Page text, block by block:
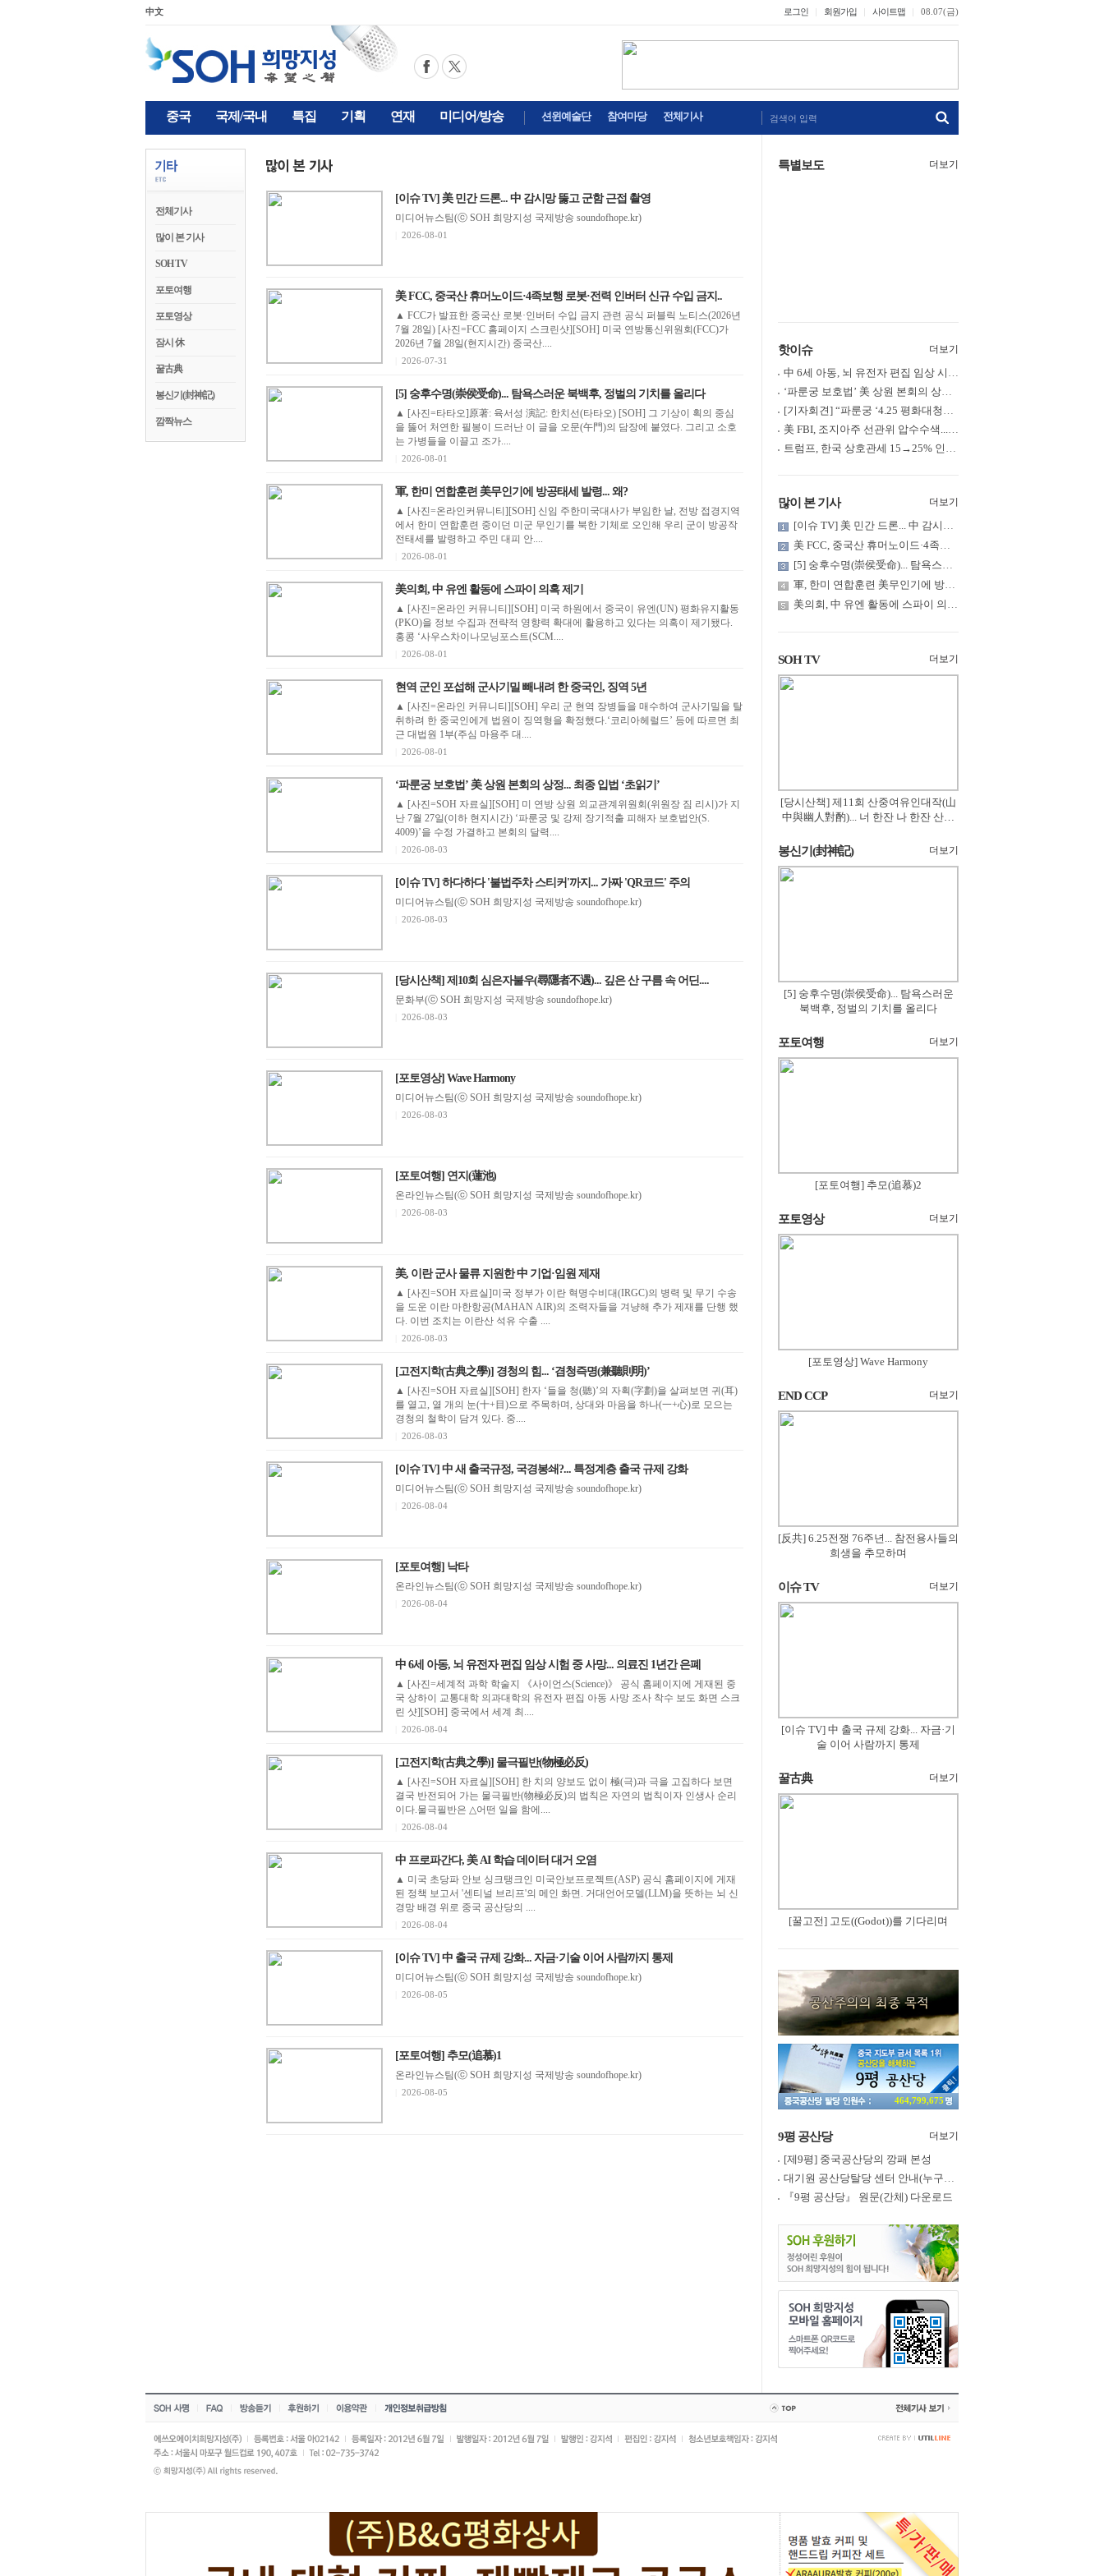
中文 로그인 회원가입 사이트맵 08.07(금)
중국 국제/국내 특집 기획 연재 미디어/방송 션윈예술단 참여마당 전체기사 검색어 입력
전체기사
많이 본 기사
SOH TV
포토여행
포토영상
잠시 休
꿀古典
봉신기(封神記)
깜짝뉴스
[이슈 TV] 美 민간 드론... 中 감시망 뚫고 군함 근접 촬영
미디어뉴스팀(ⓒ SOH 희망지성 국제방송 soundofhope.kr)
2026-08-01
美 FCC, 중국산 휴머노이드·4족보행 로봇·전력 인버터 신규 수입 금지..
▲ FCC가 발표한 중국산 로봇·인버터 수입 금지 관련 공식 퍼블릭 노티스(2026년
7월 28일) [사진=FCC 홈페이지 스크린샷][SOH] 미국 연방통신위원회(FCC)가
2026년 7월 28일(현지시간) 중국산....
2026-07-31
[5] 숭후수명(崇侯受命)... 탐욕스러운 북백후, 정벌의 기치를 올리다
▲ [사진=타타오]原著: 육서성 演記: 한치선(타타오) [SOH] 그 기상이 획의 중심
을 뚫어 처연한 필봉이 드러난 이 글을 오문(午門)의 담장에 붙였다. 그리고 소호
는 가병들을 이끌고 조가....
2026-08-01
軍, 한미 연합훈련 美무인기에 방공태세 발령... 왜?
▲ [사진=온라인커뮤니티][SOH] 신임 주한미국대사가 부임한 날, 전방 접경지역
에서 한미 연합훈련 중이던 미군 무인기를 북한 기체로 오인해 우리 군이 방공작
전태세를 발령하고 주민 대피 안....
2026-08-01
美의회, 中 유엔 활동에 스파이 의혹 제기
▲ [사진=온라인 커뮤니티][SOH] 미국 하원에서 중국이 유엔(UN) 평화유지활동
(PKO)을 정보 수집과 전략적 영향력 확대에 활용하고 있다는 의혹이 제기됐다.
홍콩 ‘사우스차이나모닝포스트(SCM....
2026-08-01
현역 군인 포섭해 군사기밀 빼내려 한 중국인, 징역 5년
▲ [사진=온라인 커뮤니티][SOH] 우리 군 현역 장병들을 매수하여 군사기밀을 탈
취하려 한 중국인에게 법원이 징역형을 확정했다.‘코리아헤럴드’ 등에 따르면 최
근 대법원 1부(주심 마용주 대....
2026-08-01
‘파룬궁 보호법’ 美 상원 본회의 상정... 최종 입법 ‘초읽기’
▲ [사진=SOH 자료실][SOH] 미 연방 상원 외교관계위원회(위원장 짐 리시)가 지
난 7월 27일(이하 현지시간) ‘파룬궁 및 강제 장기적출 피해자 보호법안(S.
4009)’을 수정 가결하고 본회의 달력....
2026-08-03
[이슈 TV] 하다하다 '불법주차 스티커'까지... 가짜 'QR코드' 주의
미디어뉴스팀(ⓒ SOH 희망지성 국제방송 soundofhope.kr)
2026-08-03
[당시산책] 제10회 심은자불우(尋隱者不遇)... 깊은 산 구름 속 어딘....
문화부(ⓒ SOH 희망지성 국제방송 soundofhope.kr)
2026-08-03
[포토영상] Wave Harmony
미디어뉴스팀(ⓒ SOH 희망지성 국제방송 soundofhope.kr)
2026-08-03
[포토여행] 연지(蓮池)
온라인뉴스팀(ⓒ SOH 희망지성 국제방송 soundofhope.kr)
2026-08-03
美, 이란 군사 물류 지원한 中 기업·임원 제재
▲ [사진=SOH 자료실]미국 정부가 이란 혁명수비대(IRGC)의 병력 및 무기 수송
을 도운 이란 마한항공(MAHAN AIR)의 조력자들을 겨냥해 추가 제재를 단행 했
다. 이번 조치는 이란산 석유 수출 ....
2026-08-03
[고전지학(古典之學)] 경청의 힘... ‘겸청즉명(兼聽則明)’
▲ [사진=SOH 자료실][SOH] 한자 ‘들을 청(聽)’의 자획(字劃)을 살펴보면 귀(耳)
를 열고, 열 개의 눈(十+目)으로 주목하며, 상대와 마음을 하나(一+心)로 모으는
경청의 철학이 담겨 있다. 중....
2026-08-03
[이슈 TV] 中 새 출국규정, 국경봉쇄?... 특정계층 출국 규제 강화
미디어뉴스팀(ⓒ SOH 희망지성 국제방송 soundofhope.kr)
2026-08-04
[포토여행] 낙타
온라인뉴스팀(ⓒ SOH 희망지성 국제방송 soundofhope.kr)
2026-08-04
中 6세 아동, 뇌 유전자 편집 임상 시험 중 사망... 의료진 1년간 은폐
▲ [사진=세계적 과학 학술지 《사이언스(Science)》 공식 홈페이지에 게재된 중
국 상하이 교통대학 의과대학의 유전자 편집 아동 사망 조사 착수 보도 화면 스크
린 샷][SOH] 중국에서 세계 최....
2026-08-04
[고전지학(古典之學)] 물극필반(物極必反)
▲ [사진=SOH 자료실][SOH] 한 치의 양보도 없이 極(극)과 극을 고집하다 보면
결국 반전되어 가는 물극필반(物極必反)의 법칙은 자연의 법칙이자 인생사 순리
이다.물극필반은 △어떤 일을 함에....
2026-08-04
中 프로파간다, 美 AI 학습 데이터 대거 오염
▲ 미국 초당파 안보 싱크탱크인 미국안보프로젝트(ASP) 공식 홈페이지에 게재
된 정책 보고서 '센티널 브리프'의 메인 화면. 거대언어모델(LLM)을 뜻하는 뇌 신
경망 배경 위로 중국 공산당의 ....
2026-08-04
[이슈 TV] 中 출국 규제 강화... 자금·기술 이어 사람까지 통제
미디어뉴스팀(ⓒ SOH 희망지성 국제방송 soundofhope.kr)
2026-08-05
[포토여행] 추모(追慕)1
온라인뉴스팀(ⓒ SOH 희망지성 국제방송 soundofhope.kr)
2026-08-05
특별보도 더보기
핫이슈 더보기
中 6세 아동, 뇌 유전자 편집 임상 시험 중 사망... 의료진 1년간 ....
‘파룬궁 보호법’ 美 상원 본회의 상정... 최종 입법 ‘초읽기’
[기자회견] “파룬궁 ‘4.25 평화대청원’ 기념 & 중공의 션윈 공연 .....
美 FBI, 조지아주 선관위 압수수색... 트럼프 “부정선거 증거 확보....
트럼프, 한국 상호관세 15→25% 인상... “韓 국회 무력합의 미비준”....
많이 본 기사 더보기
[이슈 TV] 美 민간 드론... 中 감시망 뚫고 군함 근접 촬영
美 FCC, 중국산 휴머노이드·4족보행 로봇·전력 인버터 신규 수입 .....
[5] 숭후수명(崇侯受命)... 탐욕스러운 북백후, 정벌의 기치를 올.....
軍, 한미 연합훈련 美무인기에 방공태세 발령... 왜?
美의회, 中 유엔 활동에 스파이 의혹 제기
SOH TV 더보기
[당시산책] 제11회 산중여유인대작(山
中與幽人對酌)... 너 한잔 나 한잔 산의
봉신기(封神記) 더보기
[5] 숭후수명(崇侯受命)... 탐욕스러운
북백후, 정벌의 기치를 올리다
포토여행 더보기
[포토여행] 추모(追慕)2
포토영상 더보기
[포토영상] Wave Harmony
END CCP 더보기
[反共] 6.25전쟁 76주년... 참전용사들의
희생을 추모하며
이슈 TV 더보기
[이슈 TV] 中 출국 규제 강화... 자금·기
술 이어 사람까지 통제
꿀古典 더보기
[꿀고전] 고도((Godot))를 기다리며
464,799,675
9평 공산당 더보기
[제9평] 중국공산당의 깡패 본성
대기원 공산당탈당 센터 안내(누구나 쉽게 退黨, 退團, 退隊 가능)
『9평 공산당』 원문(간체) 다운로드